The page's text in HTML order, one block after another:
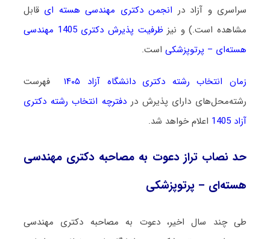
سراسری و آزاد در انجمن دکتری مهندسی هسته ای قابل
مشاهده است.) و نیز
ظرفیت پذیرش دکتری 1405 مهندسی
هسته‌ای – پرتوپزشکی است.
زمان انتخاب رشته دکتری دانشگاه آزاد ۱۴۰۵
فهرست
رشته‌محل‌های دارای پذیرش در دفترچه انتخاب رشته دکتری
آزاد 1405
اعلام خواهد شد.
حد نصاب تراز دعوت به مصاحبه دکتری مهندسی
هسته‌ای – پرتوپزشکی
طی چند سال اخیر، دعوت به مصاحبه دکتری مهندسی